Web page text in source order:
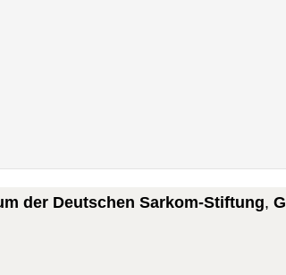
der Deutschen Sarkom-Stiftung,